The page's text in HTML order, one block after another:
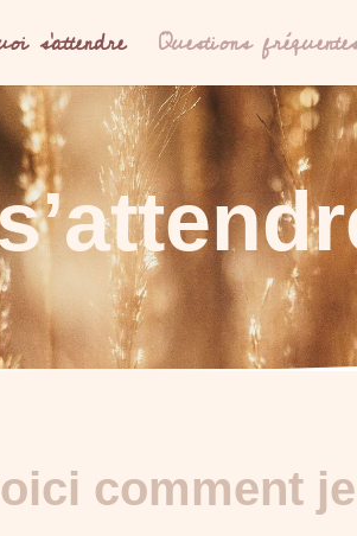
s’attendre Questions
comment